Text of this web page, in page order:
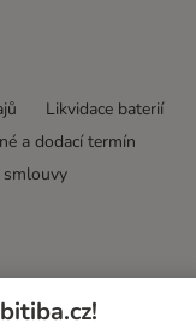
Likvidace baterií
a dodací termín